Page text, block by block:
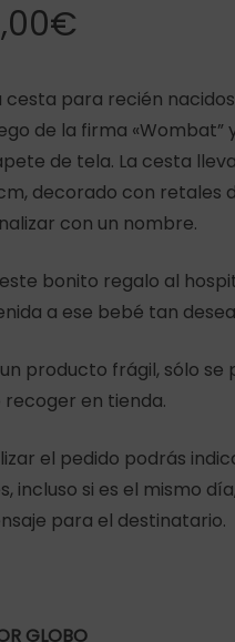
€
cesta para recién
de la firma «Wombat”
de tela. La cesta
decorado con retales
con un nombre.
bonito regalo al
a ese bebé tan
producto frágil, sólo
recoger en tienda.
el pedido podrás
incluso si es el mismo
para el destinatario.
GLOBO